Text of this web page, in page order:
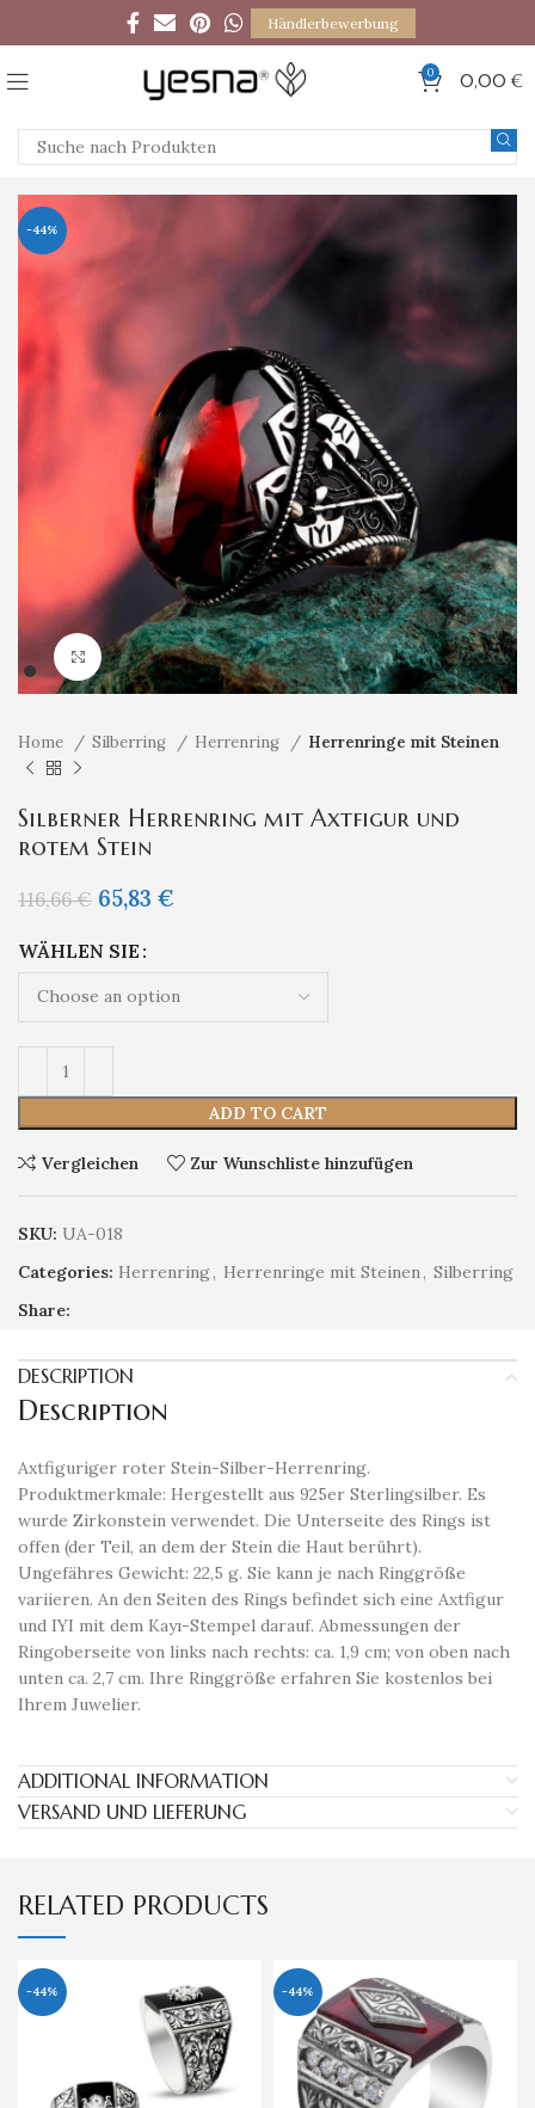
Händlerbewerbung
0 0,00 €
-44%
Klicken um zu vergrößern
Home Silberring Herrenring Herrenringe mit Steinen
Silberner Herrenring mit Axtfigur und
rotem Stein
116,66€ 65,83 €
WÄHLEN SIE
ADD TO CART
Vergleichen Zur Wunschliste hinzufügen
SKU: UA-018
Categories: Herrenring, Herrenringe mit Steinen, Silberring
Share:
DESCRIPTION
Description
Axtfiguriger roter Stein-Silber-Herrenring.
Produktmerkmale: Hergestellt aus 925er Sterlingsilber. Es
wurde Zirkonstein verwendet. Die Unterseite des Rings ist
offen (der Teil, an dem der Stein die Haut berührt).
Ungefähres Gewicht: 22,5 g. Sie kann je nach Ringgröße
variieren. An den Seiten des Rings befindet sich eine Axtfigur
und IYI mit dem Kayı-Stempel darauf. Abmessungen der
Ringoberseite von links nach rechts: ca. 1,9 cm; von oben nach
unten ca. 2,7 cm. Ihre Ringgröße erfahren Sie kostenlos bei
Ihrem Juwelier.
ADDITIONAL INFORMATION
VERSAND UND LIEFERUNG
RELATED PRODUCTS
-44% -44%